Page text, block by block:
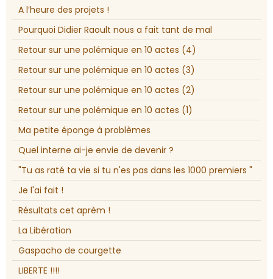
A l’heure des projets !
Pourquoi Didier Raoult nous a fait tant de mal
Retour sur une polémique en 10 actes (4)
Retour sur une polémique en 10 actes (3)
Retour sur une polémique en 10 actes (2)
Retour sur une polémique en 10 actes (1)
Ma petite éponge à problèmes
Quel interne ai-je envie de devenir ?
"Tu as raté ta vie si tu n'es pas dans les 1000 premiers "
Je l'ai fait !
Résultats cet aprèm !
La Libération
Gaspacho de courgette
LIBERTE !!!!